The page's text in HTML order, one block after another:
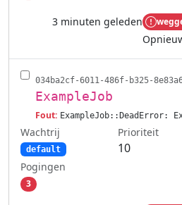
3 minuten geleden
034ba2cf-6011-486f-b325-
ExampleJob
Fout: ExampleJob::DeadError:
Wachtrij
default
Prioriteit
10
Pogingen
3